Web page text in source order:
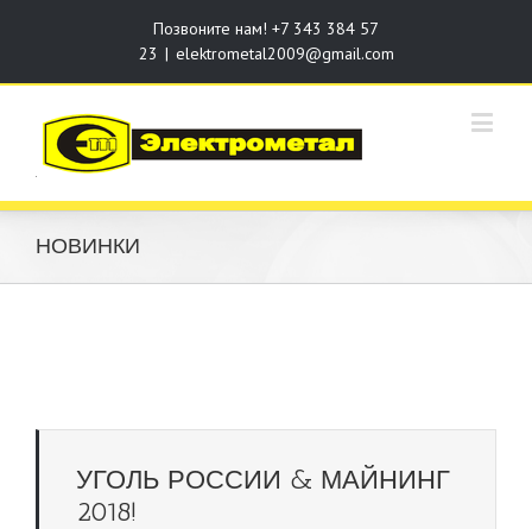
Позвоните нам! +7 343 384 57
23 | elektrometal2009@gmail.com
НОВИНКИ
УГОЛЬ РОССИИ & МАЙНИНГ
2018!